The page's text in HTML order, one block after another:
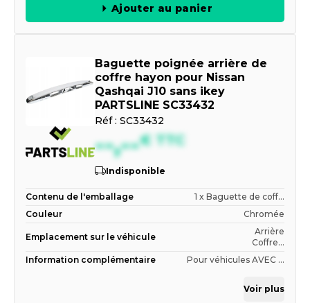
Ajouter au panier
Baguette poignée arrière de
coffre hayon pour Nissan
Qashqai J10 sans ikey
PARTSLINE SC33432
Réf : SC33432
--,--€ TTC
Indisponible
Contenu de l'emballage
1 x Baguette de coff...
Couleur
Chromée
Emplacement sur le véhicule
Arrière
Coffre...
Information complémentaire
Pour véhicules AVEC ...
Voir plus